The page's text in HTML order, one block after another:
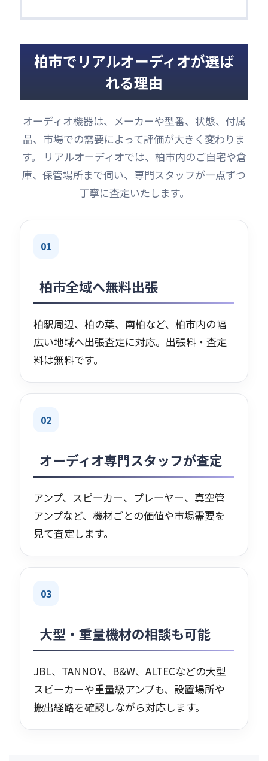
柏市でリアルオーディオが選ば
れる理由
オーディオ機器は、メーカーや型番、状態、付属
品、市場での需要によって評価が大きく変わりま
す。 リアルオーディオでは、柏市内のご自宅や倉
庫、保管場所まで伺い、専門スタッフが一点ずつ
丁寧に査定いたします。
01
柏市全域へ無料出張
柏駅周辺、柏の葉、南柏など、柏市内の幅
広い地域へ出張査定に対応。出張料・査定
料は無料です。
02
オーディオ専門スタッフが査定
アンプ、スピーカー、プレーヤー、真空管
アンプなど、機材ごとの価値や市場需要を
見て査定します。
03
大型・重量機材の相談も可能
JBL、TANNOY、B&W、ALTECなどの大型
スピーカーや重量級アンプも、設置場所や
搬出経路を確認しながら対応します。